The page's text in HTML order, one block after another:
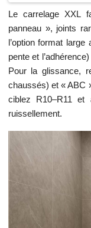
Le carrelage XXL
panneau », joints
l’option format
pente et
Pour la glissance,
chaussés) et « ABC
ciblez R10–R11
ruissellement.